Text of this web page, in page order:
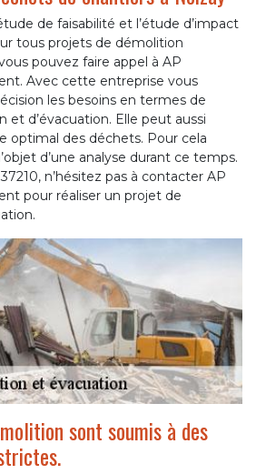
de faisabilité et l’étude d’impact
tous projets de démolition
pouvez faire appel à AP
Avec cette entreprise vous
les besoins en termes de
et d’évacuation. Elle peut aussi
optimal des déchets. Pour cela
d’une analyse durant ce temps.
n’hésitez pas à contacter AP
pour réaliser un projet de
sont soumis à des